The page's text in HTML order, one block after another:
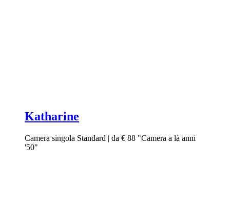
Katharine
Camera singola Standard | da € 88 "Camera a là anni
'50"